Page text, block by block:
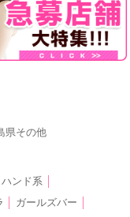
県その他
ンド系
ガールズバー